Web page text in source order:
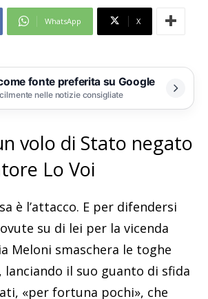
WhatsApp X
fonte preferita su Google
nelle notizie consigliate
volo di Stato negato
Lo Voi
è l’attacco. E per difendersi
su di lei per la vicenda
Meloni smaschera le toghe
lanciando il suo guanto di sfida
«per fortuna pochi», che